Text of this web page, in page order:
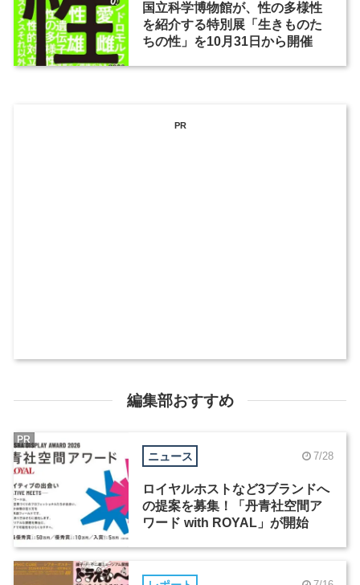
国立科学博物館が、性の多様性
を紹介する特別展「生きものた
ちの性」を10月31日から開催
PR
編集部おすすめ
ニュース 7/28
ロイヤルホストなど3ブランドへ
の提案を募集！「丹青社空間ア
ワード with ROYAL」が開始
PR